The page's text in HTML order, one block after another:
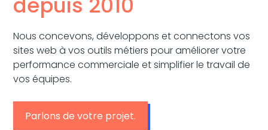
Nous concevons, développons et connectons vos
sites web à vos outils métiers pour améliorer votre
performance commerciale et simplifier le travail de
vos équipes.
Parlons de votre projet.